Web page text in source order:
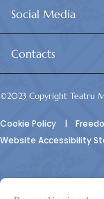
Social Media
Contacts
©2023 Copyright Teatru
Cookie Policy |
Website Accessibility